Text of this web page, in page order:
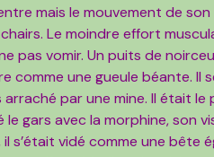
mais le mouvement de
Le moindre effort
pas vomir. Un puits de
comme une gueule béante.
par une mine. Il était le
le gars avec la morphine, son
il s’était vidé comme une bête